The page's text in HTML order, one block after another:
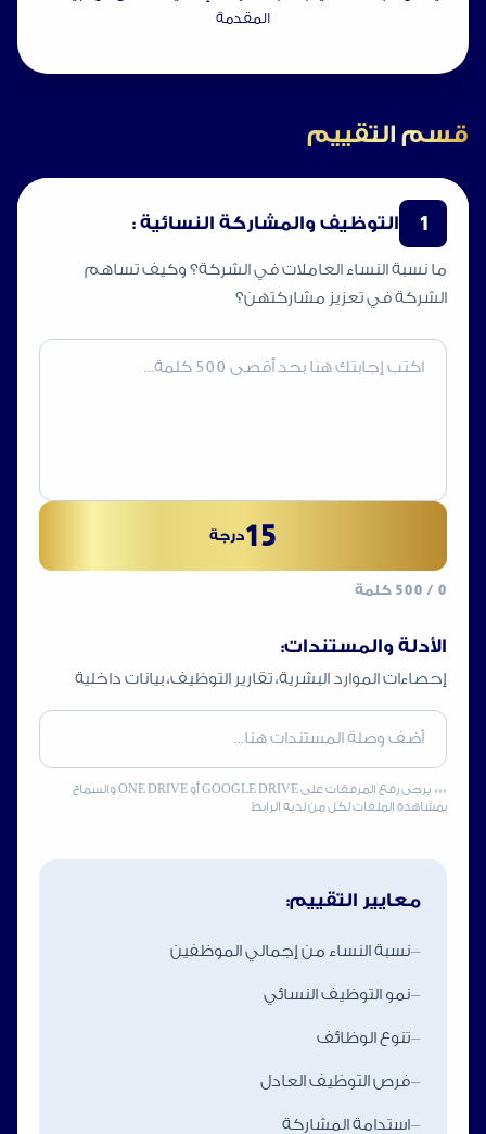
المقدمة
قسم التقييم
1 التوظيف والمشاركة النسائية :
ما نسبة النساء العاملات في الشركة؟ وكيف تساهم
الشركة في تعزيز مشاركتهن؟
15درجة
0 / 500 كلمة
الأدلة والمستندات:
إحصاءات الموارد البشرية، تقارير التوظيف، بيانات داخلية
*** يرجى رفع المرفقات على GOOGLE DRIVE أو ONE DRIVE والسماح
بمشاهدة الملفات لكل من لديه الرابط
معايير التقييم:
-نسبة النساء من إجمالي الموظفين
-نمو التوظيف النسائي
-تنوع الوظائف
-فرص التوظيف العادل
-استدامة المشاركة